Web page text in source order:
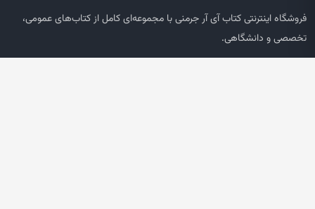
فروشگاه اینترنتی کتاب آی آر جرمنی با مجموعه‌ای کامل از کتاب‌های عمومی،
تخصصی و دانشگاهی.